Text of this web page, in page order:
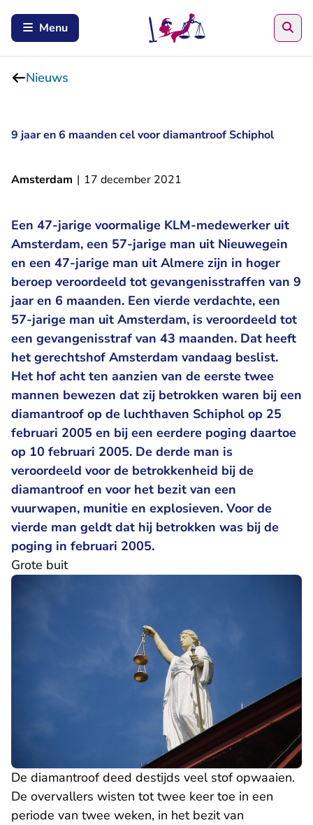
Menu
Nieuws
9 jaar en 6 maanden cel voor diamantroof Schiphol
Amsterdam | 17 december 2021
Een 47-jarige voormalige KLM-medewerker uit
Amsterdam, een 57-jarige man uit Nieuwegein
en een 47-jarige man uit Almere zijn in hoger
beroep veroordeeld tot gevangenisstraffen van 9
jaar en 6 maanden. Een vierde verdachte, een
57-jarige man uit Amsterdam, is veroordeeld tot
een gevangenisstraf van 43 maanden. Dat heeft
het gerechtshof Amsterdam vandaag beslist.
Het hof acht ten aanzien van de eerste twee
mannen bewezen dat zij betrokken waren bij een
diamantroof op de luchthaven Schiphol op 25
februari 2005 en bij een eerdere poging daartoe
op 10 februari 2005. De derde man is
veroordeeld voor de betrokkenheid bij de
diamantroof en voor het bezit van een
vuurwapen, munitie en explosieven. Voor de
vierde man geldt dat hij betrokken was bij de
poging in februari 2005.
Grote buit
De diamantroof deed destijds veel stof opwaaien.
De overvallers wisten tot twee keer toe in een
periode van twee weken, in het bezit van